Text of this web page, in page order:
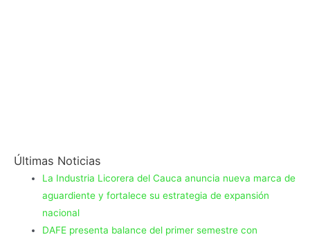
Últimas Noticias
La Industria Licorera del Cauca anuncia nueva marca de
aguardiente y fortalece su estrategia de expansión
nacional
DAFE presenta balance del primer semestre con